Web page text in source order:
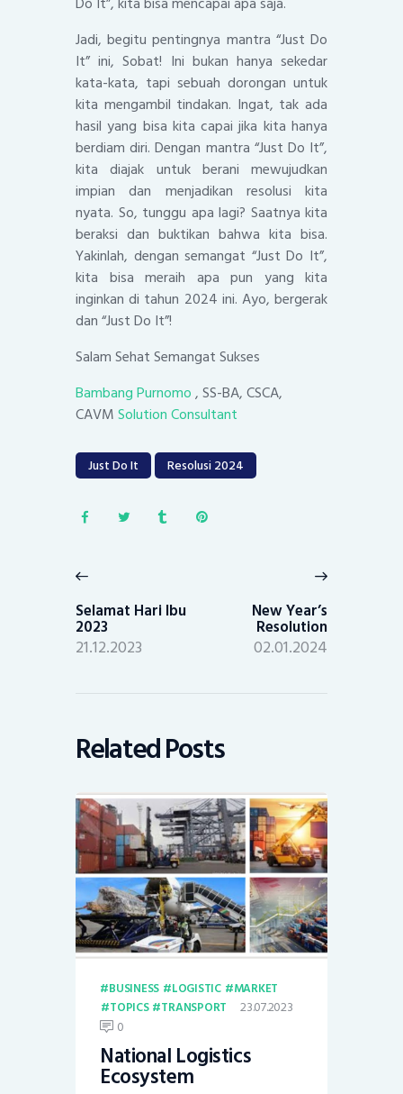
Jadi, begitu pentingnya mantra “Just Do
It” ini, Sobat! Ini bukan hanya sekedar
kata-kata, tapi sebuah dorongan untuk
kita mengambil tindakan. Ingat, tak ada
hasil yang bisa kita capai jika kita hanya
berdiam diri. Dengan mantra “Just Do It”,
kita diajak untuk berani mewujudkan
impian dan menjadikan resolusi kita
nyata. So, tunggu apa lagi? Saatnya kita
beraksi dan buktikan bahwa kita bisa.
Yakinlah, dengan semangat “Just Do It”,
kita bisa meraih apa pun yang kita
inginkan di tahun 2024 ini. Ayo, bergerak
dan “Just Do It”!
Salam Sehat Semangat Sukses
Bambang Purnomo, SS-BA, CSCA,
CAVMSolution Consultant
Just Do It Resolusi 2024
navigation
post:
Selamat Hari Ibu
2023
21.12.2023
New Year’s
Resolution
02.01.2024
Related Posts
BUSINESS LOGISTIC
MARKET
TOPICS
TRANSPORT
23.07.2023
0
National Logistics
Ecosystem